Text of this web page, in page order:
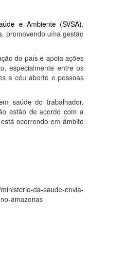
e Ambiente (SVSA),
, promovendo uma gestão
do país e apoia ações
especialmente entre os
a céu aberto e pessoas
saúde do trabalhador,
estão de acordo com a
ocorrendo em âmbito
da-saude-envia-
amazonas